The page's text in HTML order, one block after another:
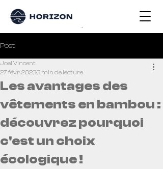
Post
Les avantages des
vêtements en bambou :
découvrez pourquoi
c'est un choix
écologique !
Joel Vincent
27 févr. 20233 min de lecture